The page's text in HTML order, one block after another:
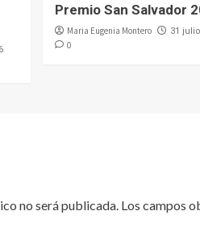
Premio San Salvador
Maria Eugenia Montero 31
0
no será publicada. Los campos